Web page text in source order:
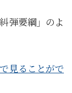
弾要綱」のよ
見ることがで